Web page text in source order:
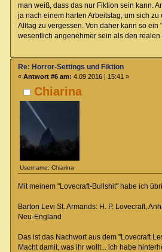
man weiß, dass das nur Fiktion sein kann.
ja nach einem harten Arbeitstag, um sich
Alltag zu vergessen. Von daher kann so ein
wesentlich angenehmer sein als den realen
Chiarina
Username: Chiarina
Re: Horror-Settings und Fiktion
« Antwort #6 am: 4.09.2016 | 15:41 »
Mit meinem "Lovecraft-Bullshit" habe ich
Barton Levi St. Armands: H. P. Lovecraft,
Neu-England
Das ist das Nachwort aus dem "Lovecraft
Macht damit, was ihr wollt... ich habe